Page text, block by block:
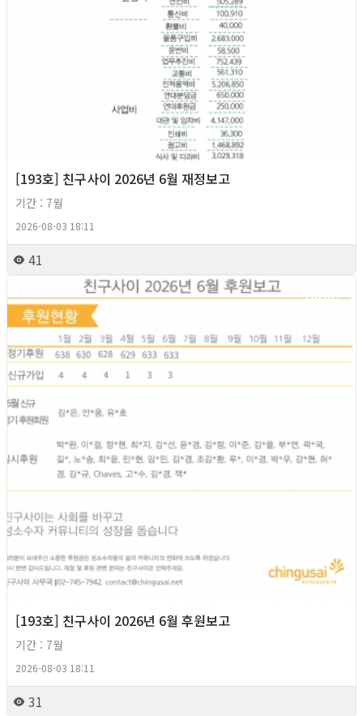
[193호] 친구사이 2026년 6월 재정보고
기간 : 7월
2026-08-03 18:11
41
2026년
[193호] 친구사이 2026년 6월 후원보고
기간 : 7월
2026-08-03 18:11
31